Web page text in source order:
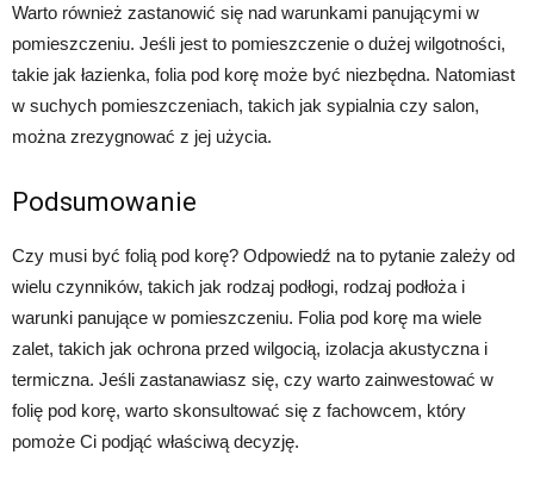
Warto również zastanowić się nad warunkami panującymi w
pomieszczeniu. Jeśli jest to pomieszczenie o dużej wilgotności,
takie jak łazienka, folia pod korę może być niezbędna. Natomiast
w suchych pomieszczeniach, takich jak sypialnia czy salon,
można zrezygnować z jej użycia.
Podsumowanie
Czy musi być folią pod korę? Odpowiedź na to pytanie zależy od
wielu czynników, takich jak rodzaj podłogi, rodzaj podłoża i
warunki panujące w pomieszczeniu. Folia pod korę ma wiele
zalet, takich jak ochrona przed wilgocią, izolacja akustyczna i
termiczna. Jeśli zastanawiasz się, czy warto zainwestować w
folię pod korę, warto skonsultować się z fachowcem, który
pomoże Ci podjąć właściwą decyzję.